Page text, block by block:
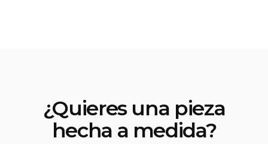
¿Quieres una pieza
hecha a medida?